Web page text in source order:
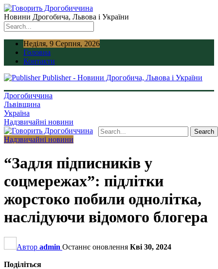
Новини Дрогобича, Львова і України
Неділя, 9 Серпня, 2026
Головна
Контакти
Publisher - Новини Дрогобича, Львова і України
Дрогобиччина
Львівщина
Україна
Надзвичайні новини
Надзвичайні новини
“Задля підписників у
соцмережах”: підлітки
жорстоко побили однолітка,
наслідуючи відомого блогера
Автор admin Останнє оновлення Кві 30, 2024
Поділіться